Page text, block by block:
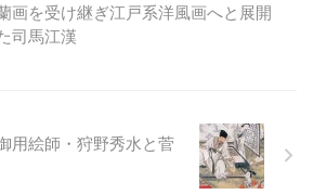
画を受け継ぎ江戸系洋風画へと展開
司馬江漢
用絵師・狩野秀水と菅